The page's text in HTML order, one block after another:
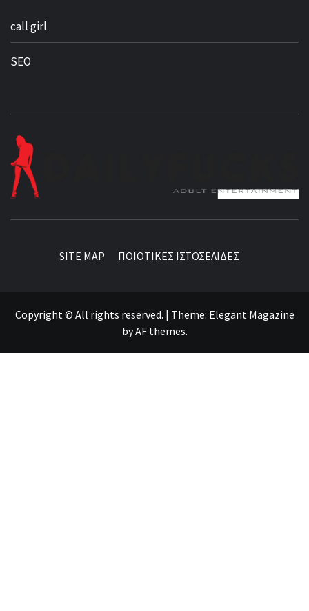
call girl
SEO
SITE MAP ΠΟΙΟΤΙΚΕΣ ΙΣΤΟΣΕΛΙΔΕΣ
Copyright © All rights reserved. | Theme: Elegant Magazine
byAF themes.